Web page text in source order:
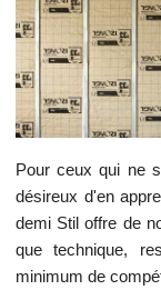
Pour ceux qui ne
désireux d'en
demi Stil offre de
que technique,
minimum de